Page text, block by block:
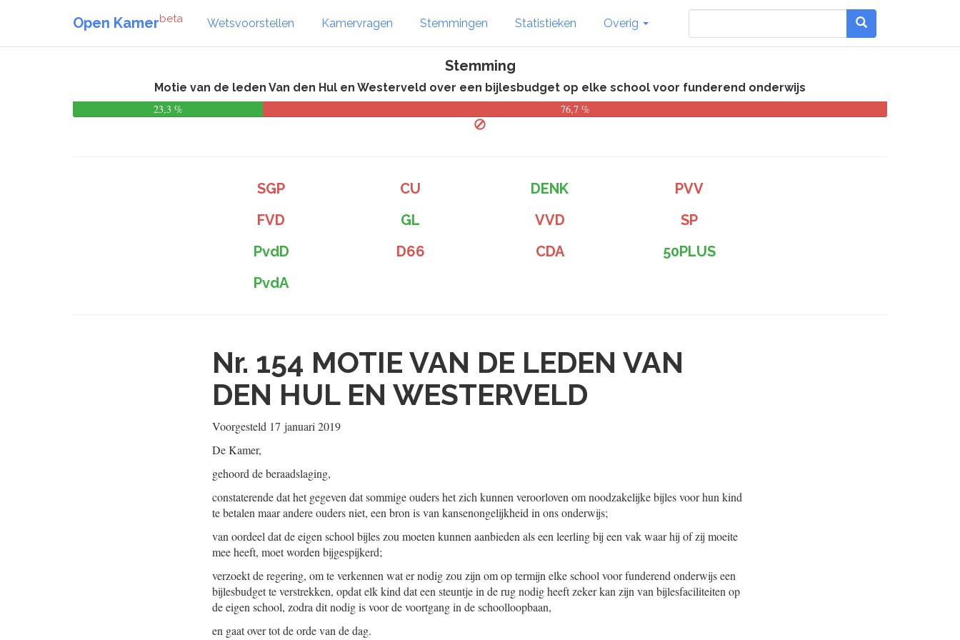
Open Kamerbeta Wetsvoorstellen Kamervragen Stemmingen Statistieken Overig
Stemming
Motie van de leden Van den Hul en Westerveld over een bijlesbudget op elke school voor funderend onderwijs
23,3 %
76,7 %
SGP CU DENK
PVV
FVD
GL VVD
SP
PvdD
D66 CDA
50PLUS
PvdA
Nr. 154 MOTIE VAN DE LEDEN VAN
DEN HUL EN WESTERVELD
Voorgesteld 17 januari 2019
De Kamer,
gehoord de beraadslaging,
constaterende dat het gegeven dat sommige ouders het zich kunnen veroorloven om noodzakelijke bijles voor hun kind
te betalen maar andere ouders niet, een bron is van kansenongelijkheid in ons onderwijs;
van oordeel dat de eigen school bijles zou moeten kunnen aanbieden als een leerling bij een vak waar hij of zij moeite
mee heeft, moet worden bijgespijkerd;
verzoekt de regering, om te verkennen wat er nodig zou zijn om op termijn elke school voor funderend onderwijs een
bijlesbudget te verstrekken, opdat elk kind dat een steuntje in de rug nodig heeft zeker kan zijn van bijlesfaciliteiten op
de eigen school, zodra dit nodig is voor de voortgang in de schoolloopbaan,
en gaat over tot de orde van de dag.